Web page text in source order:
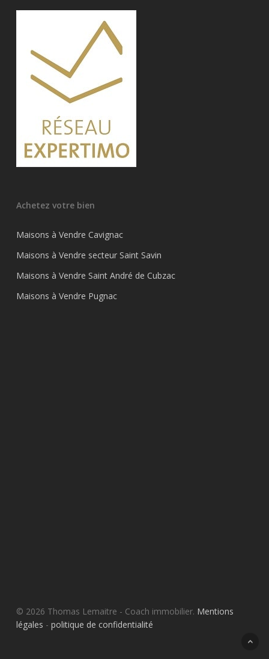
Achetez votre bien
Maisons à Vendre Cavignac
Maisons à Vendre secteur Saint Savin
Maisons à Vendre Saint André de Cubzac
Maisons à Vendre Pugnac
© 2026 Thomas Lemaitre - Coach immobilier. Mentions
légales - politique de confidentialité